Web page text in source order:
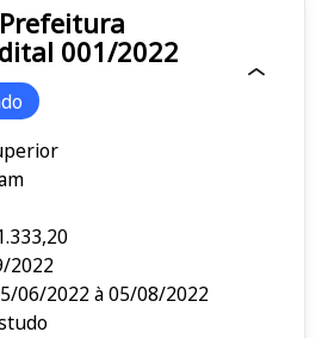
001/2022
2022
06/2022 à 05/08/2022